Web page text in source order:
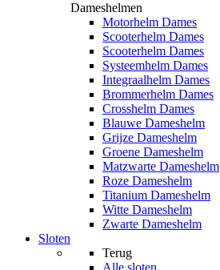
Dameshelmen
Motorhelm Dames
Scooterhelm Dames
Scooterhelm Dames
Systeemhelm Dames
Integraalhelm Dames
Brommerhelm Dames
Crosshelm Dames
Blauwe Dameshelm
Grijze Dameshelm
Groene Dameshelm
Matzwarte Dameshelm
Roze Dameshelm
Titanium Dameshelm
Witte Dameshelm
Zwarte Dameshelm
Sloten
Terug
Alle sloten